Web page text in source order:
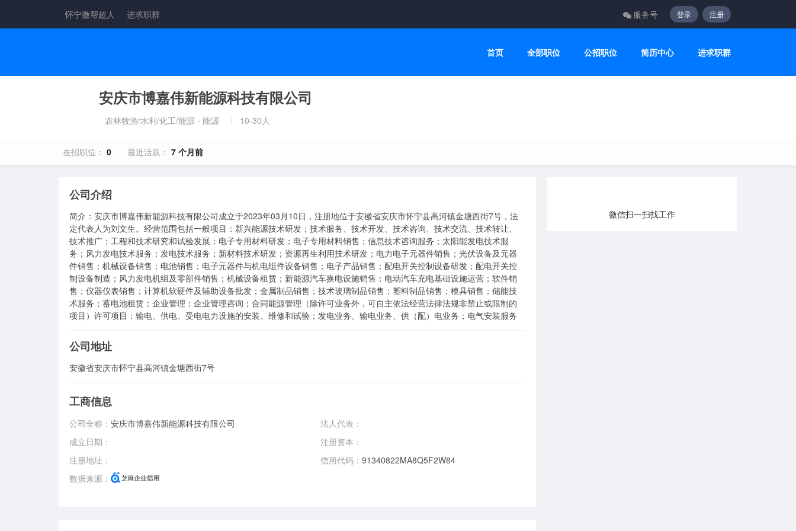
怀宁微帮超人 进求职群 服务号 登录 注册
首页 全部职位 公招职位 简历中心 进求职群
安庆市博嘉伟新能源科技有限公司
农林牧渔/水利/化工/能源 - 能源 10-30人
在招职位： 0 最近活跃： 7 个月前
公司介绍
简介：安庆市博嘉伟新能源科技有限公司成立于2023年03月10日，注册地位于安徽省安庆市怀宁县高河镇金塘西街7号，法
定代表人为刘文生。经营范围包括一般项目：新兴能源技术研发；技术服务、技术开发、技术咨询、技术交流、技术转让、
技术推广；工程和技术研究和试验发展；电子专用材料研发；电子专用材料销售；信息技术咨询服务；太阳能发电技术服
务；风力发电技术服务；发电技术服务；新材料技术研发；资源再生利用技术研发；电力电子元器件销售；光伏设备及元器
件销售；机械设备销售；电池销售；电子元器件与机电组件设备销售；电子产品销售；配电开关控制设备研发；配电开关控
制设备制造；风力发电机组及零部件销售；机械设备租赁；新能源汽车换电设施销售；电动汽车充电基础设施运营；软件销
售；仪器仪表销售；计算机软硬件及辅助设备批发；金属制品销售；技术玻璃制品销售；塑料制品销售；模具销售；储能技
术服务；蓄电池租赁；企业管理；企业管理咨询；合同能源管理（除许可业务外，可自主依法经营法律法规非禁止或限制的
项目）许可项目：输电、供电、受电电力设施的安装、维修和试验；发电业务、输电业务、供（配）电业务；电气安装服务
公司地址
安徽省安庆市怀宁县高河镇金塘西街7号
工商信息
公司全称：安庆市博嘉伟新能源科技有限公司
成立日期：
注册地址：
数据来源：
法人代表：
注册资本：
信用代码： 91340822MA8Q5F2W84
微信扫一扫找工作